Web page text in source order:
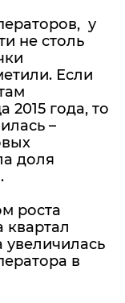
у
не столь
Если
2015 года, то
–
доля
роста
квартал
увеличилась
в